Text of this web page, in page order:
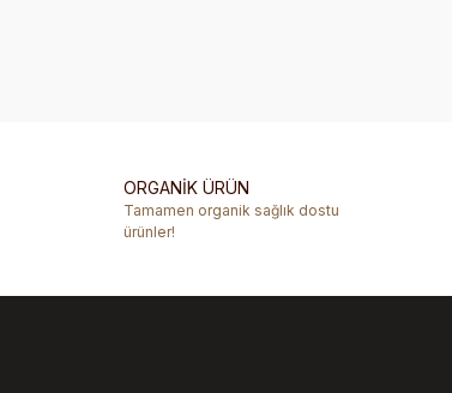
ORGANİK ÜRÜN
Tamamen organik sağlık dostu
ürünler!